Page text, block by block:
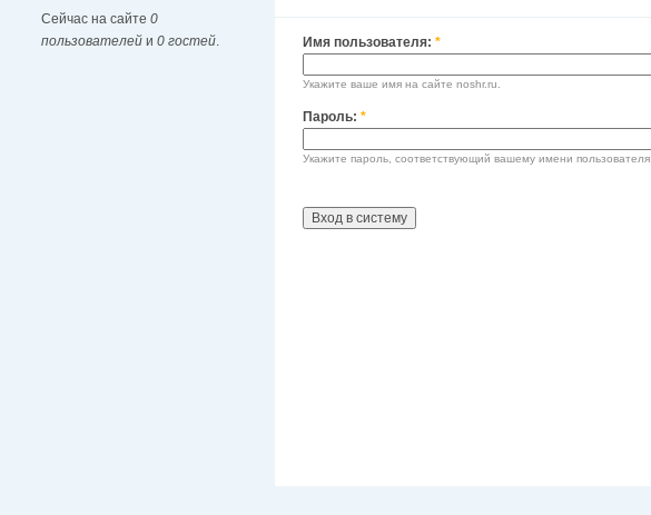
Сейчас на сайте 0
пользователей и 0 гостей. Имя пользователя: *
Укажите ваше имя на сайте noshr.ru.
Пароль: *
Укажите пароль, соответствующий вашему имени пользователя.